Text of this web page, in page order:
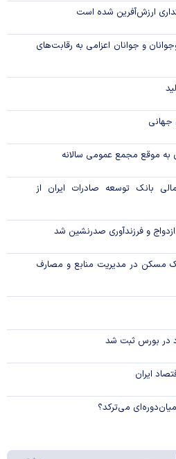
ارزش‌آفرین شده است
و جوانان اعزامی به رقابت‌های
جهانی
به موقع مجمع عمومی سالانه
مالی بانک توسعه صادرات ایران از
و فرزندآوری صدرنشین شد
مسکن در مدیریت منابع و مصارف
در بورس ثبت شد
ایران
می‌ترکد؟